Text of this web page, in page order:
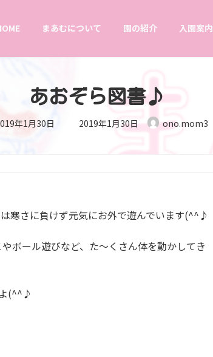
まあむについて 園の紹介 入園案内
あおぞら図書♪
年1月30日 最
終
2019年1月30日 ono.mom3
寒さに負けず元気にお外で遊んでいます(^^♪
ボール遊びなど、た～くさん体を動かしてき
(^^♪